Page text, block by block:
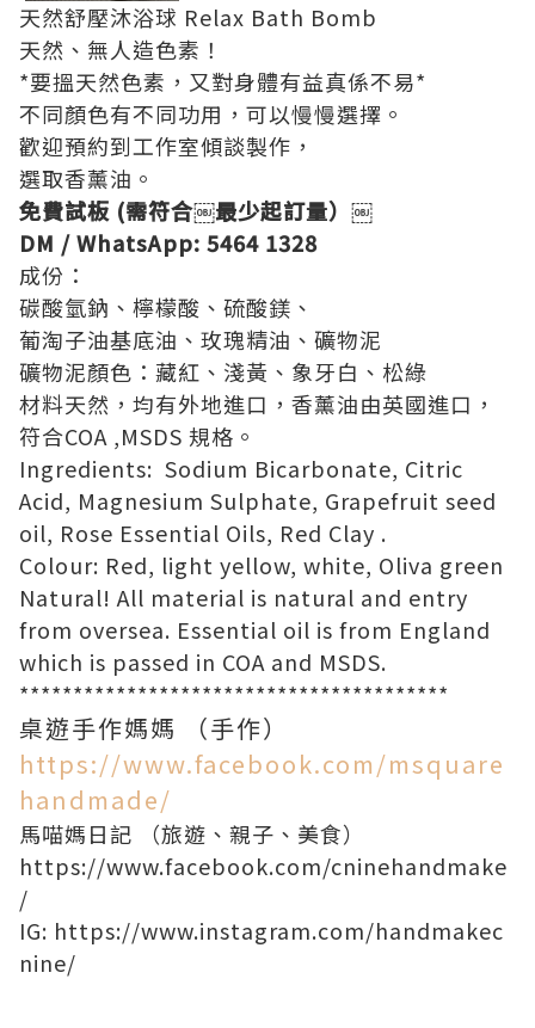
天然舒壓沐浴球 Relax Bath Bomb
天然、無人造色素！
*要搵天然色素，又對身體有益真係不易*
不同顏色有不同功用，可以慢慢選擇。
歡迎預約到工作室傾談製作，
選取香薰油。
免費試板 (需符合￼最少起訂量）￼
DM / WhatsApp: 5464 1328
成份：
碳酸氫鈉、檸檬酸、硫酸鎂、
葡淘子油基底油、玫瑰精油、礦物泥
礦物泥顏色：藏紅、淺黃、象牙白、松綠
材料天然，均有外地進口，香薰油由英國進口，
符合COA ,MSDS 規格。
Ingredients: Sodium Bicarbonate, Citric
Acid, Magnesium Sulphate, Grapefruit seed
oil, Rose Essential Oils, Red Clay .
Colour: Red, light yellow, white, Oliva green
Natural! All material is natural and entry
from oversea. Essential oil is from England
which is passed in COA and MSDS.
****************************************
桌遊手作媽媽 （手作）
https://www.facebook.com/msquare
handmade/
馬喵媽日記 （旅遊、親子、美食）
https://www.facebook.com/cninehandmake
/
IG: https://www.instagram.com/handmakec
nine/